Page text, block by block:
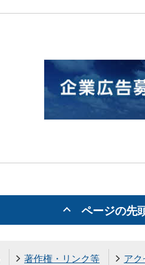
ページの先
著作権・リンク等 ア